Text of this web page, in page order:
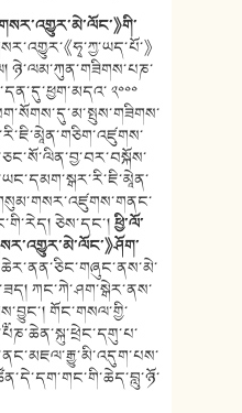
》གི་
《ཧྭ་ཀྱ་ཡད་པོ་》
ཉེ་ལམ་ཀུན་གཟིགས་པཎ་
༢༠༠༠
ཅེས་དང་།ཕྱི་ལོ་
》ཤོག་
ཀང་ཀེ་ཤག་སྒེར་ནས་
གོང་གསལ་གྱི་